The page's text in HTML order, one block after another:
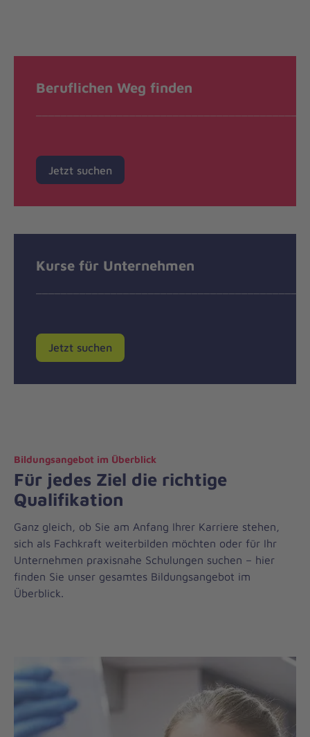
Beruflichen Weg finden
Jetzt suchen
Kurse für Unternehmen
Jetzt suchen
Für jedes Ziel die richtige
Qualifikation
Bildungsangebot im Überblick
Ganz gleich, ob Sie am Anfang Ihrer Karriere stehen,
sich als Fachkraft weiterbilden möchten oder für Ihr
Unternehmen praxisnahe Schulungen suchen – hier
finden Sie unser gesamtes Bildungsangebot im
Überblick.